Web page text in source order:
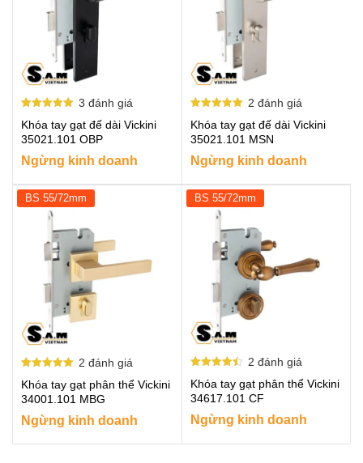
hạng
5.00
5 sao
3 đánh giá
Khóa tay gạt đế dài Vickini
35021.101 OBP
Ngừng kinh doanh
hạng
5.00
5 sao
2 đánh giá
Khóa tay gạt đế dài Vickini
35021.101 MSN
Ngừng kinh doanh
BS 55/72mm
hạng
5.00
5 sao
2 đánh giá
Khóa tay gạt phân thể Vickini
34001.101 MBG
Ngừng kinh doanh
BS 55/72mm
hạng
4.50
5 sao
2 đánh giá
Khóa tay gạt phân thể Vickini
34617.101 CF
Ngừng kinh doanh